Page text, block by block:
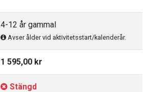
4-12 år gammal
Avser ålder vid aktivitetsstart/kalenderår.
1 595,00 kr
Stängd